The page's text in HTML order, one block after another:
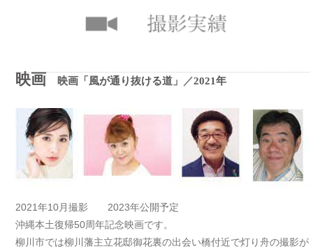
映画 映画「風が通り抜ける道」 ／2021年
2021年10月撮影 2023年公開予定
沖縄本土復帰50周年記念映画です。
柳川市では柳川藩主立花邸御花裏の出会い橋付近で灯り舟の撮影が